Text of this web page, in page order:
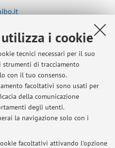
i cookie
tecnici necessari per il suo
strumenti di tracciamento
con il tuo consenso.
facoltativi sono usati per
della comunicazione
degli utenti.
la navigazione solo con i
facoltativi attivando l'opzione
di Bologna
Vai alla mappa
via mail.